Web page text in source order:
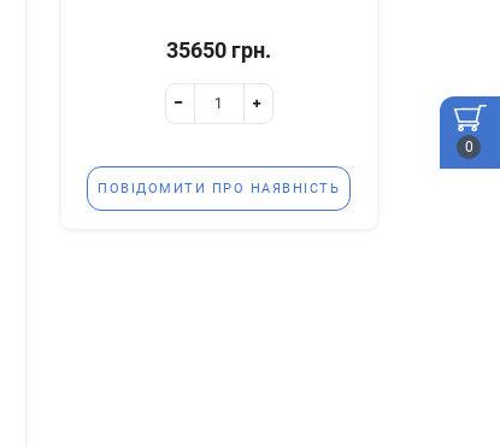
0
35650 грн.
ПОВІДОМИТИ ПРО НАЯВНІСТЬ